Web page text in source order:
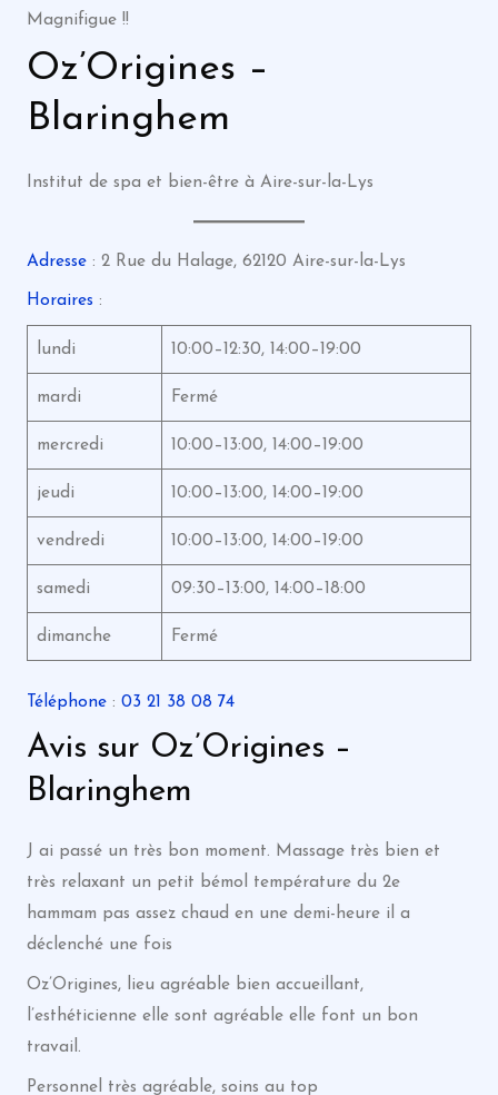
Magnifigue !!
Oz’Origines –
Blaringhem
Institut de spa et bien-être à Aire-sur-la-Lys
Adresse: 2 Rue du Halage, 62120 Aire-sur-la-Lys
Horaires :
lundi 10:00–12:30, 14:00–19:00
mardi Fermé
mercredi 10:00–13:00, 14:00–19:00
jeudi 10:00–13:00, 14:00–19:00
vendredi 10:00–13:00, 14:00–19:00
samedi 09:30–13:00, 14:00–18:00
dimanche Fermé
Téléphone: 03 21 38 08 74
Avis sur Oz’Origines –
Blaringhem
J ai passé un très bon moment. Massage très bien et
très relaxant un petit bémol température du 2e
hammam pas assez chaud en une demi-heure il a
déclenché une fois
Oz’Origines, lieu agréable bien accueillant,
l’esthéticienne elle sont agréable elle font un bon
travail.
Personnel très agréable, soins au top